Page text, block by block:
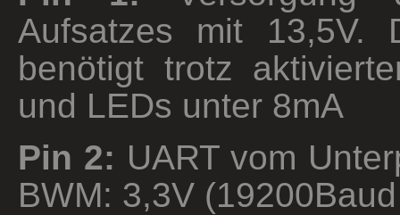
Aufsatzes mit 13,5V.
benötigt trotz
und LEDs unter 8mA
Pin 2: UART vom
BWM: 3,3V